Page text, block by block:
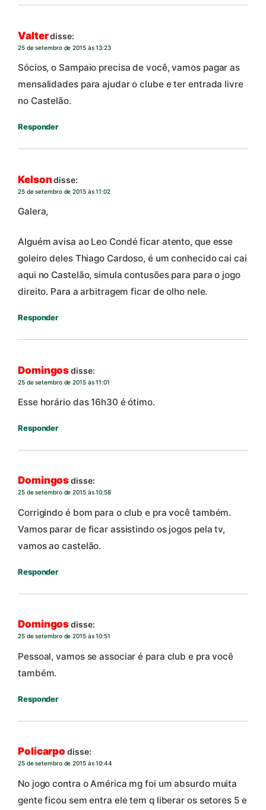
Valterdisse:
25 de setembro de 2015 às 13:23
Sócios, o Sampaio precisa de você, vamos pagar as
mensalidades para ajudar o clube e ter entrada livre
no Castelão.
Responder
Kelsondisse:
25 de setembro de 2015 às 11:02
Galera,
Alguém avisa ao Leo Condé ficar atento, que esse
goleiro deles Thiago Cardoso, é um conhecido cai cai
aqui no Castelão, simula contusões para para o jogo
direito. Para a arbitragem ficar de olho nele.
Responder
Domingosdisse:
25 de setembro de 2015 às 11:01
Esse horário das 16h30 é ótimo.
Responder
Domingosdisse:
25 de setembro de 2015 às 10:58
Corrigindo é bom para o club e pra você também.
Vamos parar de ficar assistindo os jogos pela tv,
vamos ao castelão.
Responder
Domingosdisse:
25 de setembro de 2015 às 10:51
Pessoal, vamos se associar é para club e pra você
também.
Responder
Policarpo disse:
25 de setembro de 2015 às 10:44
No jogo contra o América mg foi um absurdo muita
gente ficou sem entra ele tem q liberar os setores 5 e